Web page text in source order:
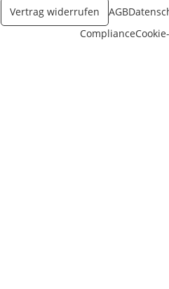
Vertrag widerrufen AGB
Compliance